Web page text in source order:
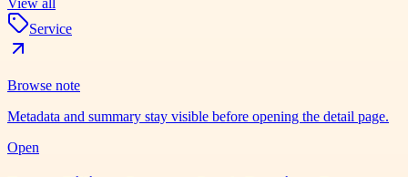
Service
Browse note
Metadata and summary stay visible before opening the detail page.
Open